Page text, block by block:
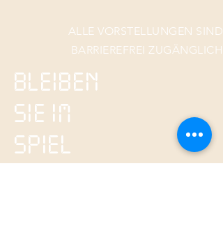
ALLE VORSTELLUNGEN SIND
BARRIEREFREI ZUGÄNGLICH
BLEIBEN
SIE IM
SPIEL